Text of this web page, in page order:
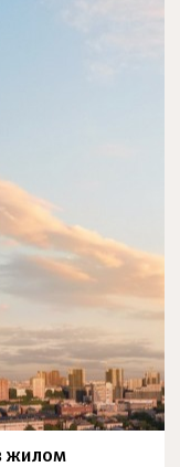
жилом